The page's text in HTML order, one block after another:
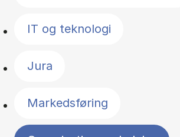
IT og teknologi
Jura
Markedsføring